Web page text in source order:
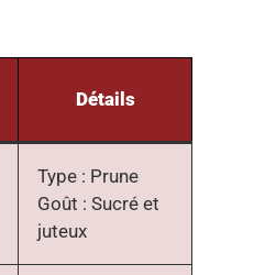
Détails
Type : Prune
Goût : Sucré et
juteux